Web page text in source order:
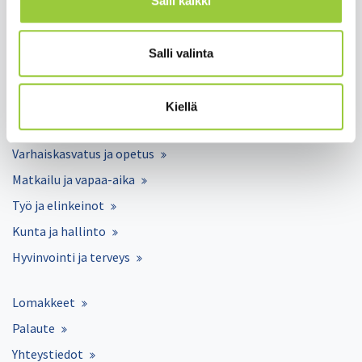
Salli valinta
Kiellä
Salmelankuja 1, 88300 Paltamo
paltamon.kunta(at)paltamo.fi
y-tunnus 0188808-0
Asuminen ja ympäristö
Varhaiskasvatus ja opetus
Matkailu ja vapaa-aika
Työ ja elinkeinot
Kunta ja hallinto
Hyvinvointi ja terveys
Lomakkeet
Palaute
Yhteystiedot